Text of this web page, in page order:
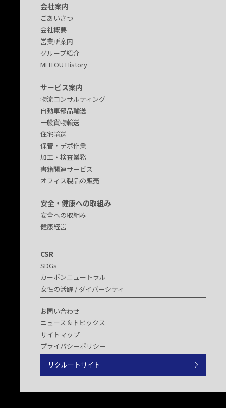
会社案内
ごあいさつ
会社概要
営業所案内
グループ紹介
MEITOU History
サービス案内
物流コンサルティング
自動車部品輸送
一般貨物輸送
住宅輸送
保管・デポ作業
加工・検査業務
書籍関連サービス
オフィス製品の販売
安全・健康への取組み
安全への取組み
健康経営
CSR
SDGs
カーボンニュートラル
女性の活躍 / ダイバーシティ
お問い合わせ
ニュース＆トピックス
サイトマップ
プライバシーポリシー
リクルートサイト